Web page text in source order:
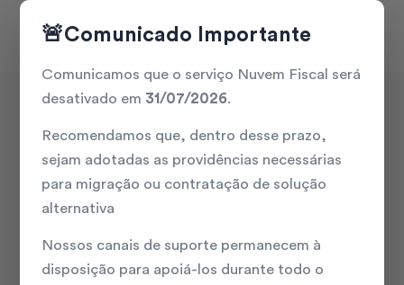
🚨Comunicado Importante
Comunicamos que o serviço Nuvem Fiscal será
desativado em 31/07/2026.
Recomendamos que, dentro desse prazo,
sejam adotadas as providências necessárias
para migração ou contratação de solução
alternativa
Nossos canais de suporte permanecem à
disposição para apoiá-los durante todo o